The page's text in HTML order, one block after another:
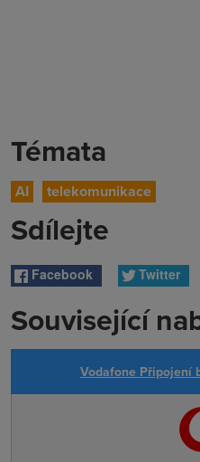
Témata
AI telekomunikace
Sdílejte
Facebook Twitter
Související
Vodafone Připojení